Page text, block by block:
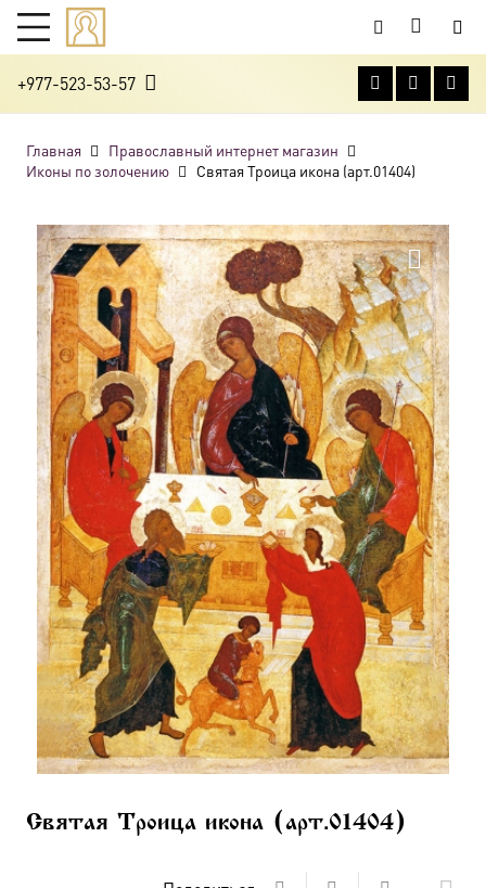
+977-523-53-57
Главная
Православный интернет магазин
Иконы по золочению
Святая Троица икона (арт.01404)
Святая Троица икона (арт.01404)